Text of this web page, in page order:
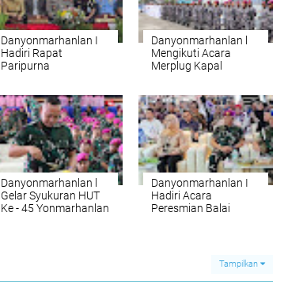
Danyonmarhanlan I
Hadiri Rapat
Paripurna
Medan
Danyonmarhanlan l
Mengikuti Acara
Merplug Kapal
Laksamana
Muhammad Amin F-
136 dan KD Jerai - 1
Danyonmarhanlan l
Gelar Syukuran HUT
Ke - 45 Yonmarhanlan
Danyonmarhanlan I
Hadiri Acara
Peresmian Balai
Tampilkan